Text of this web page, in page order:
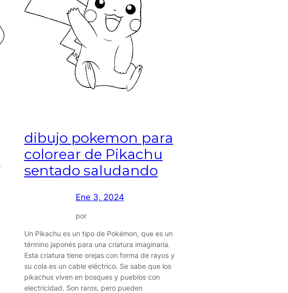
dibujo pokemon para
colorear de Pikachu
sentado saludando
Ene 3, 2024
por
Un Pikachu es un tipo de Pokémon, que es un
término japonés para una criatura imaginaria.
Esta criatura tiene orejas con forma de rayos y
su cola es un cable eléctrico. Se sabe que los
pikachus viven en bosques y pueblos con
electricidad. Son raros, pero pueden